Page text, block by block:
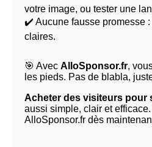
votre image, ou tester une
✔️ Aucune fausse promesse
claires.
🎯 Avec AlloSponsor.fr,
les pieds. Pas de blabla,
Acheter des visiteurs pour
aussi simple, clair et
AlloSponsor.fr dès